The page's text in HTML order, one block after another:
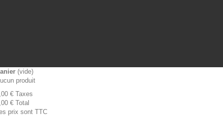
(vide)
produit
€ Taxes
€ Total
prix sont TTC